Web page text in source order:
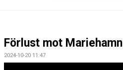
BILDGALLERI
Förlust mot Mariehamn
2024-10-20 11:47